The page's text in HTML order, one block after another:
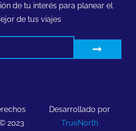
de tu interés para planear el
de tus viajes
2023
Desarrollado por
TrueNorth